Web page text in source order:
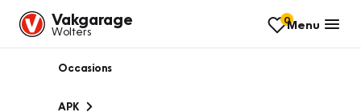
Vakgarage
Wolters
0Menu
Occasions
APK